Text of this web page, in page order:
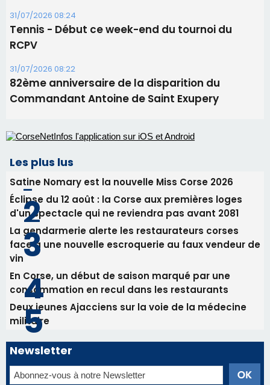
31/07/2026 08:24
Tennis - Début ce week-end du tournoi du
RCPV
31/07/2026 08:22
82ème anniversaire de la disparition du
Commandant Antoine de Saint Exupery
Les plus lus
Satine Nomary est la nouvelle Miss Corse 2026
Éclipse du 12 août : la Corse aux premières loges
d'un spectacle qui ne reviendra pas avant 2081
La gendarmerie alerte les restaurateurs corses
face à une nouvelle escroquerie au faux vendeur de
vin
En Corse, un début de saison marqué par une
consommation en recul dans les restaurants
Deux jeunes Ajacciens sur la voie de la médecine
militaire
Newsletter